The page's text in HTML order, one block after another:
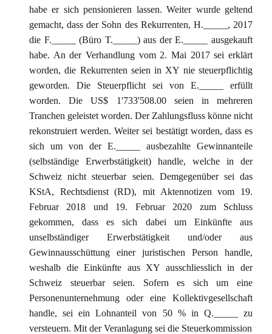
habe er sich pensionieren lassen. Weiter wurde geltend
gemacht, dass der Sohn des Rekurrenten, H._____, 2017
die F._____ (Büro T._____) aus der E._____ ausgekauft
habe. An der Verhandlung vom 2. Mai 2017 sei erklärt
worden, die Rekurrenten seien in XY nie steuerpflichtig
geworden. Die Steuerpflicht sei von E._____ erfüllt
worden. Die US$ 1'733'508.00 seien in mehreren
Tranchen geleistet worden. Der Zahlungsfluss könne nicht
rekonstruiert werden. Weiter sei bestätigt worden, dass es
sich um von der E._____ ausbezahlte Gewinnanteile
(selbständige Erwerbstätigkeit) handle, welche in der
Schweiz nicht steuerbar seien. Demgegenüber sei das
KStA, Rechtsdienst (RD), mit Aktennotizen vom 19.
Februar 2018 und 19. Februar 2020 zum Schluss
gekommen, dass es sich dabei um Einkünfte aus
unselbständiger Erwerbstätigkeit und/oder aus
Gewinnausschüttung einer juristischen Person handle,
weshalb die Einkünfte aus XY ausschliesslich in der
Schweiz steuerbar seien. Sofern es sich um eine
Personenunternehmung oder eine Kollektivgesellschaft
handle, sei ein Lohnanteil von 50 % in Q._____ zu
versteuern. Mit der Veranlagung sei die Steuerkommission